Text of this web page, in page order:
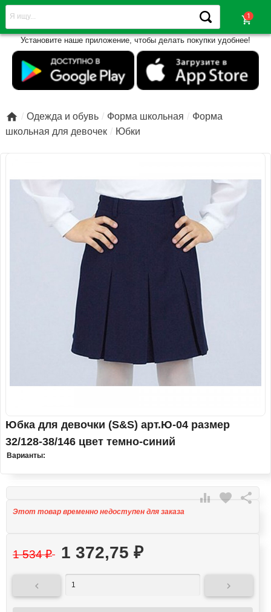
shopping_cart
Установите наше приложение, чтобы делать покупки удобнее!
 Одежда и обувь Форма школьная
Форма
школьная для девочек
Юбки
Юбка для девочки (S&S) арт.Ю-04 размер
32/128-38/146 цвет темно-синий
Варианты:
 favorite 
Этот товар временно недоступен для заказа
1 534₽ 1 372,75 ₽
 